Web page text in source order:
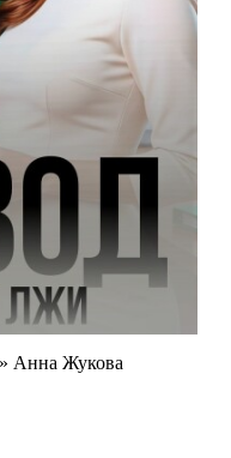
Анна Жукова